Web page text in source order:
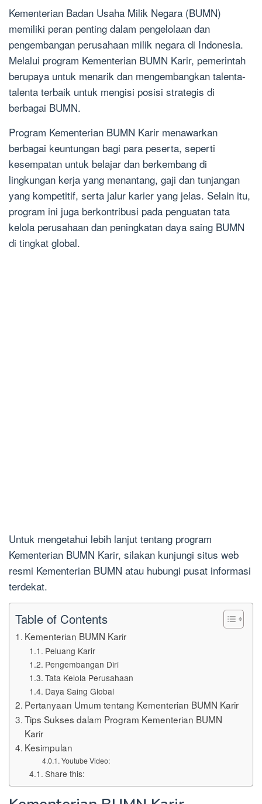
Kementerian Badan Usaha Milik Negara (BUMN)
memiliki peran penting dalam pengelolaan dan
pengembangan perusahaan milik negara di Indonesia.
Melalui program Kementerian BUMN Karir, pemerintah
berupaya untuk menarik dan mengembangkan talenta-
talenta terbaik untuk mengisi posisi strategis di
berbagai BUMN.
Program Kementerian BUMN Karir menawarkan
berbagai keuntungan bagi para peserta, seperti
kesempatan untuk belajar dan berkembang di
lingkungan kerja yang menantang, gaji dan tunjangan
yang kompetitif, serta jalur karier yang jelas. Selain itu,
program ini juga berkontribusi pada penguatan tata
kelola perusahaan dan peningkatan daya saing BUMN
di tingkat global.
Untuk mengetahui lebih lanjut tentang program
Kementerian BUMN Karir, silakan kunjungi situs web
resmi Kementerian BUMN atau hubungi pusat informasi
terdekat.
Table of Contents
Kementerian BUMN Karir
Peluang Karir
Pengembangan Diri
Tata Kelola Perusahaan
Daya Saing Global
Pertanyaan Umum tentang Kementerian BUMN Karir
Tips Sukses dalam Program Kementerian BUMN
Karir
Kesimpulan
Youtube Video:
Share this: